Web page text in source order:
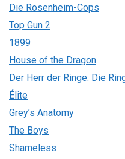
Die Rosenheim-Cops
Top Gun 2
1899
House of the Dragon
Der Herr der Ringe: Die
Élite
Grey’s Anatomy
The Boys
Shameless